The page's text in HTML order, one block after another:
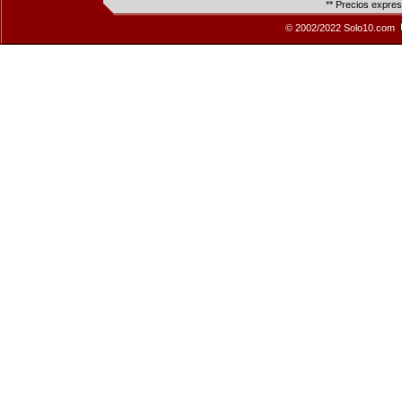
** Precios
© 2002/2022 Solo10.com